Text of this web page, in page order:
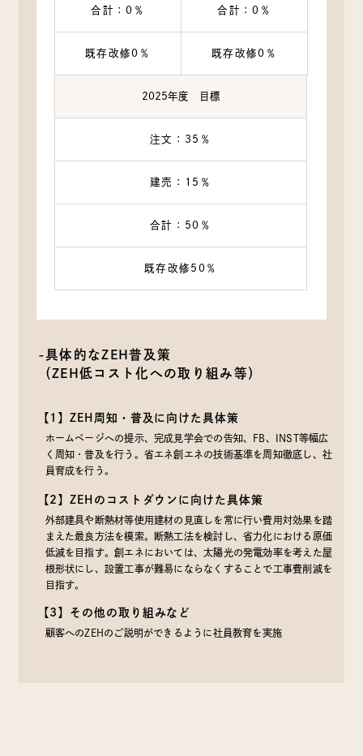
合計：0％ 合計：0％
既存改修0％ 既存改修0％
2025年度 目標
注文：35％
建売：15％
合計：50％
既存改修50％
-具体的なZEH普及策
（ZEH低コスト化への取り組み等）
【1】ZEH周知・普及に向けた具体策
ホームページへの提示、完成見学会での告知、FB、INST等幅広
く周知・普及を行う。省エネ創エネの技術基準を周知徹底し、社
員育成を行う。
【2】ZEHのコストダウンに向けた具体策
外部建具や断熱材等使用建材の見直しを常に行い費用対効果を踏
まえた最良方法を模索。断熱工法を検討し、省力化における原価
低減を目指す。創エネにおいては、太陽光の発電効率を考えた屋
根形状にし、設置工事が難易にならなくすることで工事費削減を
目指す。
【3】その他の取り組みなど
顧客へのZEHのご説明ができるように社員教育を実施